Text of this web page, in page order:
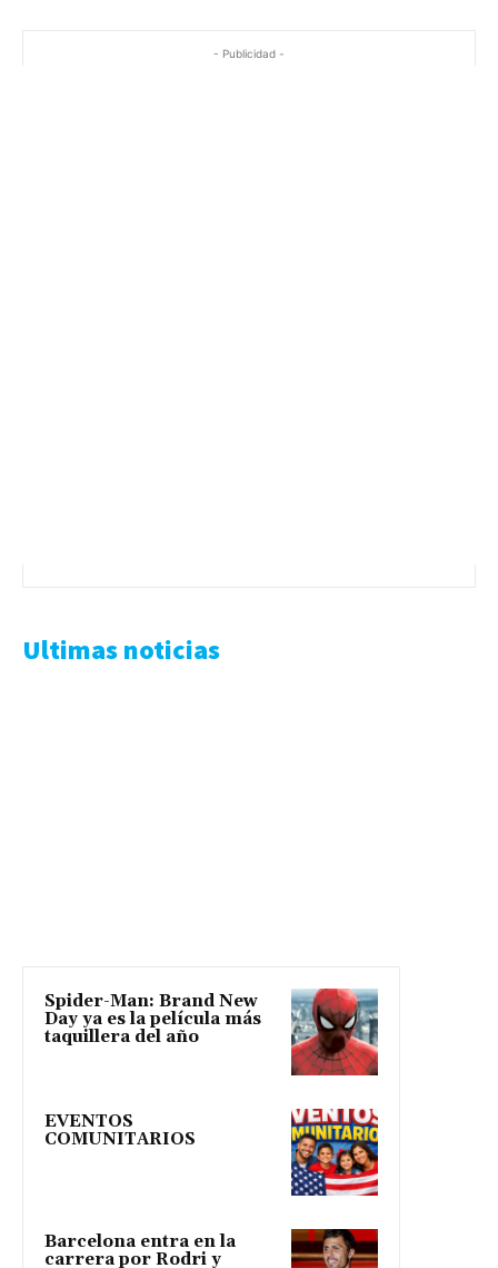
- Publicidad -
Ultimas noticias
Spider-Man: Brand New
Day ya es la película más
taquillera del año
EVENTOS
COMUNITARIOS
Barcelona entra en la
carrera por Rodri y